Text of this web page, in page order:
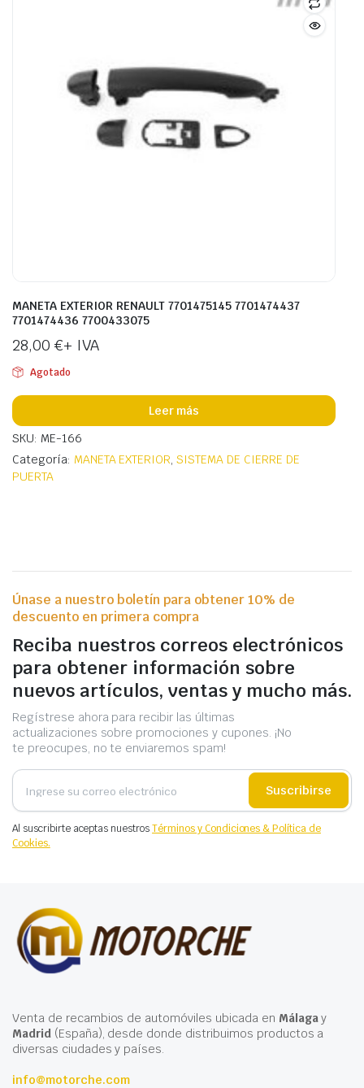
MANETA EXTERIOR RENAULT 7701475145 7701474437
7701474436 7700433075
28,00 €+ IVA
Agotado
Leer más
SKU: ME-166
Categoría: MANETA EXTERIOR,SISTEMA DE CIERRE DE
PUERTA
Únase a nuestro boletín para obtener 10% de
descuento en primera compra
Reciba nuestros correos electrónicos
para obtener información sobre
nuevos artículos, ventas y mucho más.
Regístrese ahora para recibir las últimas
actualizaciones sobre promociones y cupones. ¡No
te preocupes, no te enviaremos spam!
Suscribirse
Al suscribirte aceptas nuestrosTérminos y Condiciones & Política de
Cookies.
Venta de recambios de automóviles ubicada en Málagay
Madrid(España), desde donde distribuimos productos a
diversas ciudades y países.
info@motorche.com